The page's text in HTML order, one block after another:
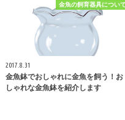
金魚の飼育器具につい
2017.8.31
金魚鉢でおしゃれに金魚を飼う！お
しゃれな金魚鉢を紹介します